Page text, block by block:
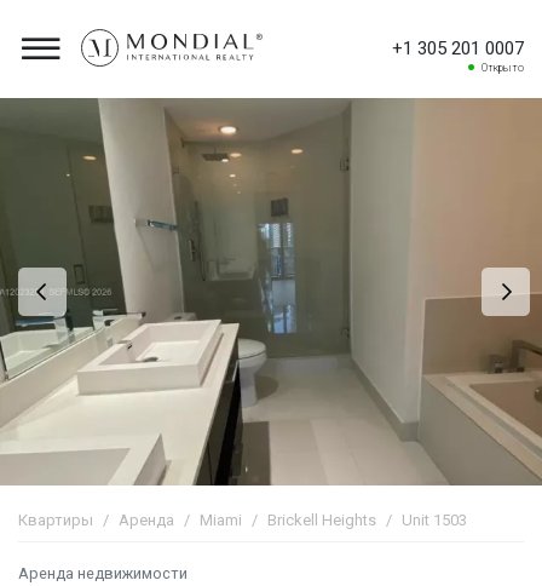
+1 305 201 0007
Открыто
Квартиры Аренда Miami Brickell Heights Unit 1503
Аренда недвижимости